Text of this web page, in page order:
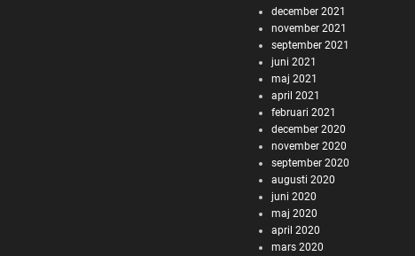
december 2021
november 2021
september 2021
juni 2021
maj 2021
april 2021
februari 2021
december 2020
november 2020
september 2020
augusti 2020
juni 2020
maj 2020
april 2020
mars 2020